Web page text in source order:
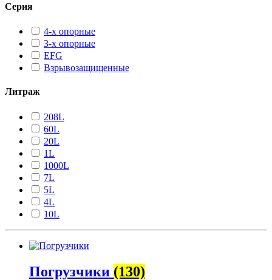
Серия
4-х опорные
3-х опорные
EFG
Взрывозащищенные
Литраж
208L
60L
20L
1L
1000L
7L
5L
4L
10L
Погрузчики (130)